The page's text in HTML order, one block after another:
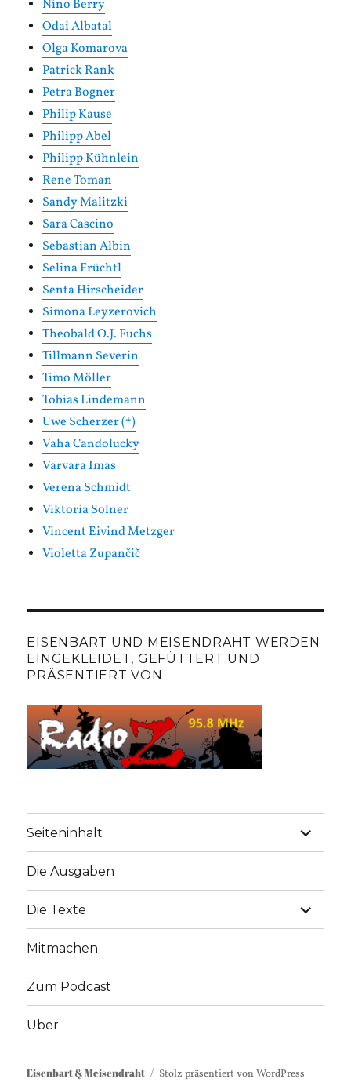
Nino Berry
Odai Albatal
Olga Komarova
Patrick Rank
Petra Bogner
Philip Kause
Philipp Abel
Philipp Kühnlein
Rene Toman
Sandy Malitzki
Sara Cascino
Sebastian Albin
Selina Früchtl
Senta Hirscheider
Simona Leyzerovich
Theobald O.J. Fuchs
Tillmann Severin
Timo Möller
Tobias Lindemann
Uwe Scherzer (†)
Vaha Candolucky
Varvara Imas
Verena Schmidt
Viktoria Solner
Vincent Eivind Metzger
Violetta Zupančič
EISENBART UND MEISENDRAHT WERDEN
EINGEKLEIDET, GEFÜTTERT UND
PRÄSENTIERT VON
Seiteninhalt
Die Ausgaben
Die Texte
Mitmachen
Zum Podcast
Über
Eisenbart & Meisendraht Stolz präsentiert von WordPress